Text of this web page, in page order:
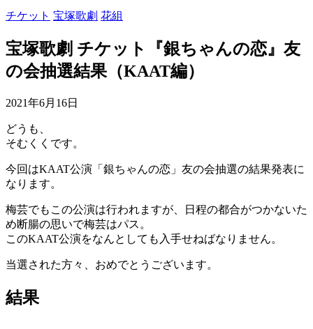
チケット 宝塚歌劇 花組
宝塚歌劇 チケット『銀ちゃんの恋』友
の会抽選結果（KAAT編）
2021年6月16日
どうも、
そむくくです。
今回はKAAT公演「銀ちゃんの恋」友の会抽選の結果発表に
なります。
梅芸でもこの公演は行われますが、日程の都合がつかないた
め断腸の思いで梅芸はパス。
このKAAT公演をなんとしても入手せねばなりません。
当選された方々、おめでとうございます。
結果